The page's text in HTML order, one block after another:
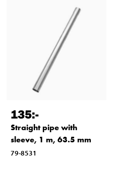
135:-
Straight pipe with
sleeve, 1 m, 63.5 mm
79-8531